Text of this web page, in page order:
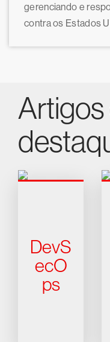
gerenciando e
contra os Estados
Artigos
DevS
ecO
ps